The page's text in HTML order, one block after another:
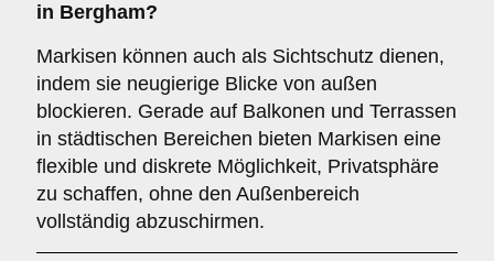
in Bergham?
Markisen können auch als Sichtschutz dienen,
indem sie neugierige Blicke von außen
blockieren. Gerade auf Balkonen und Terrassen
in städtischen Bereichen bieten Markisen eine
flexible und diskrete Möglichkeit, Privatsphäre
zu schaffen, ohne den Außenbereich
vollständig abzuschirmen.